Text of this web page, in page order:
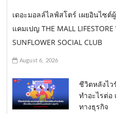
เดอะมอลล์ไลฟ์สโตร์ เผยอินไซ
แคมเปญ THE MALL
SUNFLOWER SOCIAL CLUB
August 6, 2026
ชีวิตหลังไ
ทำอะไรต่อ
ทางธุรกิจ